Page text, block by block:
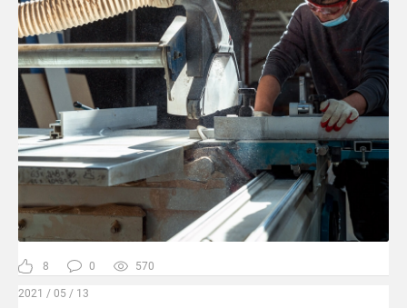
8 0 570
2021 / 05 / 13